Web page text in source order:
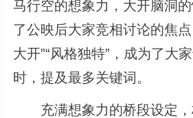
马行空的想象力，大开脑洞
了公映后大家竞相讨论的焦
大开”“风格独特”，成为了大
时，提及最多关键词。
充满想象力的桥段设定，